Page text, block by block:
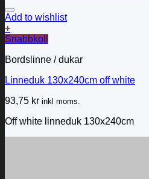
Add to wishlist
+
Snabbkoll
Bordslinne / dukar
Linneduk 130x240cm off white
93,75 kr inkl moms.
Off white linneduk 130x240cm